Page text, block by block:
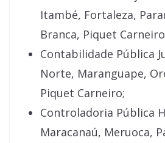
Itambé, Fortaleza,
Branca, Piquet
Contabilidade Pública
Norte, Maranguape,
Piquet Carneiro;
Controladoria Pública
Maracanaú, Meruoca,